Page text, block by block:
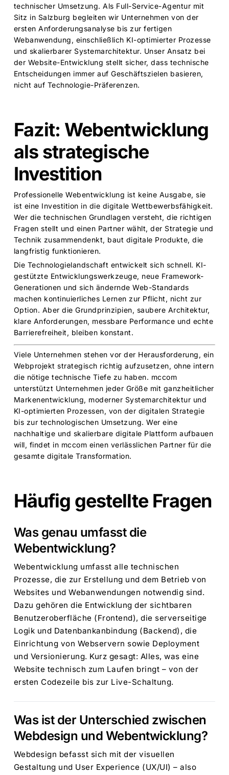
technischer Umsetzung. Als Full-Service-Agentur mit
Sitz in Salzburg begleiten wir Unternehmen von der
ersten Anforderungsanalyse bis zur fertigen
Webanwendung, einschließlich KI-optimierter Prozesse
und skalierbarer Systemarchitektur. Unser Ansatz bei
der Website-Entwicklung stellt sicher, dass technische
Entscheidungen immer auf Geschäftszielen basieren,
nicht auf Technologie-Präferenzen.
Fazit: Webentwicklung
als strategische
Investition
Professionelle Webentwicklung ist keine Ausgabe, sie
ist eine Investition in die digitale Wettbewerbsfähigkeit.
Wer die technischen Grundlagen versteht, die richtigen
Fragen stellt und einen Partner wählt, der Strategie und
Technik zusammendenkt, baut digitale Produkte, die
langfristig funktionieren.
Die Technologielandschaft entwickelt sich schnell. KI-
gestützte Entwicklungswerkzeuge, neue Framework-
Generationen und sich ändernde Web-Standards
machen kontinuierliches Lernen zur Pflicht, nicht zur
Option. Aber die Grundprinzipien, saubere Architektur,
klare Anforderungen, messbare Performance und echte
Barrierefreiheit, bleiben konstant.
Viele Unternehmen stehen vor der Herausforderung, ein
Webprojekt strategisch richtig aufzusetzen, ohne intern
die nötige technische Tiefe zu haben. mccom
unterstützt Unternehmen jeder Größe mit ganzheitlicher
Markenentwicklung, moderner Systemarchitektur und
KI-optimierten Prozessen, von der digitalen Strategie
bis zur technologischen Umsetzung. Wer eine
nachhaltige und skalierbare digitale Plattform aufbauen
will, findet in mccom einen verlässlichen Partner für die
gesamte digitale Transformation.
Häufig gestellte Fragen
Was genau umfasst die
Webentwicklung?
Webentwicklung umfasst alle technischen
Prozesse, die zur Erstellung und dem Betrieb von
Websites und Webanwendungen notwendig sind.
Dazu gehören die Entwicklung der sichtbaren
Benutzeroberfläche (Frontend), die serverseitige
Logik und Datenbankanbindung (Backend), die
Einrichtung von Webservern sowie Deployment
und Versionierung. Kurz gesagt: Alles, was eine
Website technisch zum Laufen bringt – von der
ersten Codezeile bis zur Live-Schaltung.
Was ist der Unterschied zwischen
Webdesign und Webentwicklung?
Webdesign befasst sich mit der visuellen
Gestaltung und User Experience (UX/UI) – also